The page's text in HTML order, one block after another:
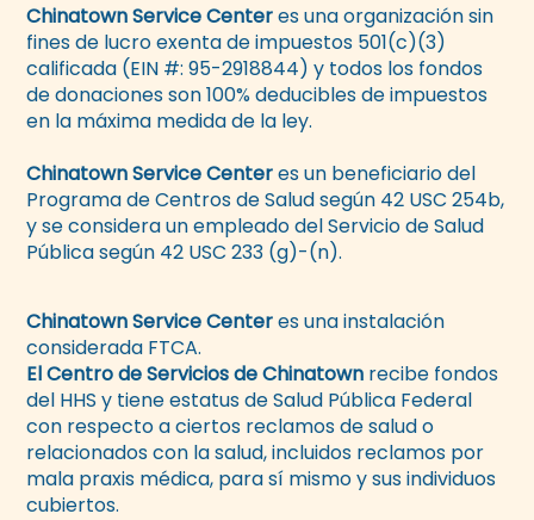
Chinatown Service Centeres una organización sin
fines de lucro exenta de impuestos 501(c)(3)
calificada (EIN #: 95-2918844) y todos los fondos
de donaciones son 100% deducibles de impuestos
en la máxima medida de la ley.
Chinatown Service Centeres un beneficiario del
Programa de Centros de Salud según 42 USC 254b,
y se considera un empleado del Servicio de Salud
Pública según 42 USC 233 (g)-(n).
Chinatown Service Centeres una instalación
considerada FTCA.
El Centro de Servicios de Chinatown recibe fondos
del HHS y tiene estatus de Salud Pública Federal
con respecto a ciertos reclamos de salud o
relacionados con la salud, incluidos reclamos por
mala praxis médica, para sí mismo y sus individuos
cubiertos.